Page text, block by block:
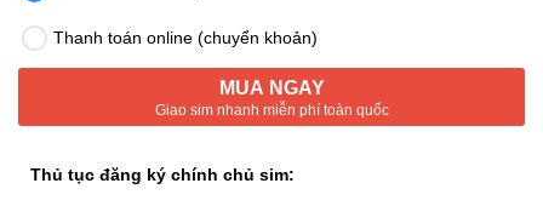
Thanh toán online (chuyển khoản)
MUA NGAY
Giao sim nhanh miễn phí toàn quốc
Thủ tục đăng ký chính chủ sim: